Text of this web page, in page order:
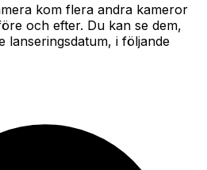
kom flera andra kameror
och efter. Du kan se dem,
lanseringsdatum, i följande